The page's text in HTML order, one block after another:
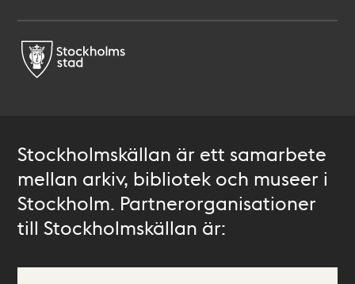
Stockholmskällan är ett samarbete
mellan arkiv, bibliotek och museer i
Stockholm. Partnerorganisationer
till Stockholmskällan är: